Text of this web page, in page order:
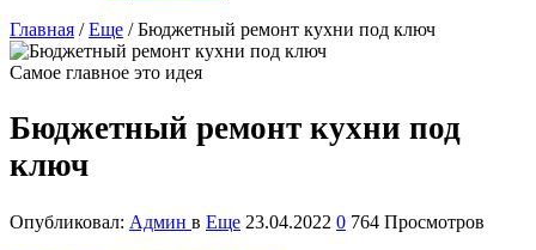
Главная / Еще / Бюджетный ремонт кухни под ключ
Самое главное это идея
Бюджетный ремонт кухни под
ключ
Опубликовал: Админ в Еще 23.04.2022 0 764 Просмотров